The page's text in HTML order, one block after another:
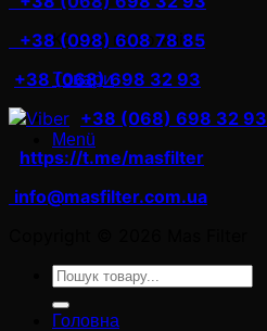
Кошик порожній
Товари
Menü
+38 (098) 608 78 85
+38 (068) 698 32 93
+38 (068) 698 32 93
https://t.me/masfilter
info@masfilter.com.ua
Ara:
Головна